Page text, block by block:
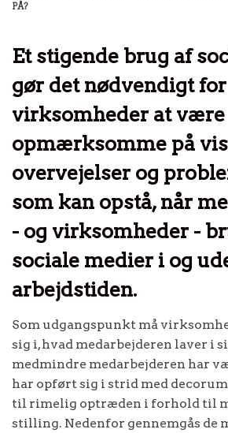
PÅ?
Et stigende brug af
gør det nødvendigt for
virksomheder at være
opmærksomme på
overvejelser og
som kan opstå, når
- og virksomheder -
sociale medier i og
arbejdstiden.
Som udgangspunkt må
sig i, hvad medarbejderen laver i
medmindre medarbejderen har
har opført sig i strid med
til rimelig optræden i forhold til
stilling. Nedenfor gennemgås de